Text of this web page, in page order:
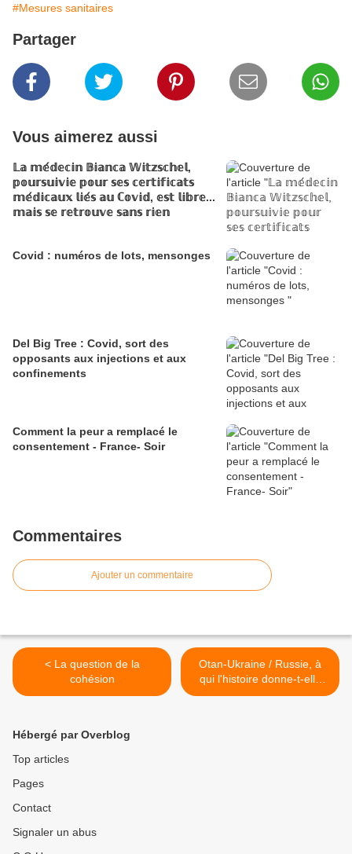
#Mesures sanitaires
Partager
Vous aimerez aussi
𝕃𝕒 𝕞𝕖́𝕕𝕖𝕔𝕚𝕟 𝔹𝕚𝕒𝕟𝕔𝕒 𝕎𝕚𝕥𝕫𝕤𝕔𝕙𝕖𝕝,
𝕡𝕠𝕦𝕣𝕤𝕦𝕚𝕧𝕚𝕖 𝕡𝕠𝕦𝕣 𝕤𝕖𝕤 𝕔𝕖𝕣𝕥𝕚𝕗𝕚𝕔𝕒𝕥𝕤
𝕞𝕖́𝕕𝕚𝕔𝕒𝕦𝕩 𝕝𝕚𝕖́𝕤 𝕒𝕦 ℂ𝕠𝕧𝕚𝕕, 𝕖𝕤𝕥 𝕝𝕚𝕓𝕣𝕖...
𝕞𝕒𝕚𝕤 𝕤𝕖 𝕣𝕖𝕥𝕣𝕠𝕦𝕧𝕖 𝕤𝕒𝕟𝕤 𝕣𝕚𝕖𝕟
Covid : numéros de lots, mensonges
Del Big Tree : Covid, sort des
opposants aux injections et aux
confinements
Comment la peur a remplacé le
consentement - France- Soir
Commentaires
Ajouter un commentaire
< La question de la
cohésion
Otan-Ukraine / Russie, à
qui l'histoire donne-t-elle
raison ? >
Hébergé par Overblog
Top articles
Pages
Contact
Signaler un abus